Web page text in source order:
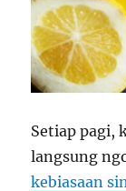
Setiap pagi,
langsung
kebiasaan